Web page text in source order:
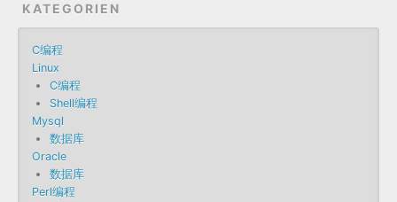
KATEGORIEN
C编程
Linux
C编程
Shell编程
Mysql
数据库
Oracle
数据库
Perl编程